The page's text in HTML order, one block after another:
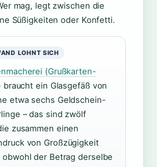
mag, legt zwischen die
Süßigkeiten oder Konfetti.
LOHNT SICH
(Grußkarten-
braucht ein Glasgefäß von
etwa sechs Geldschein-
– das sind zwölf
zusammen einen
von Großzügigkeit
der Betrag derselbe